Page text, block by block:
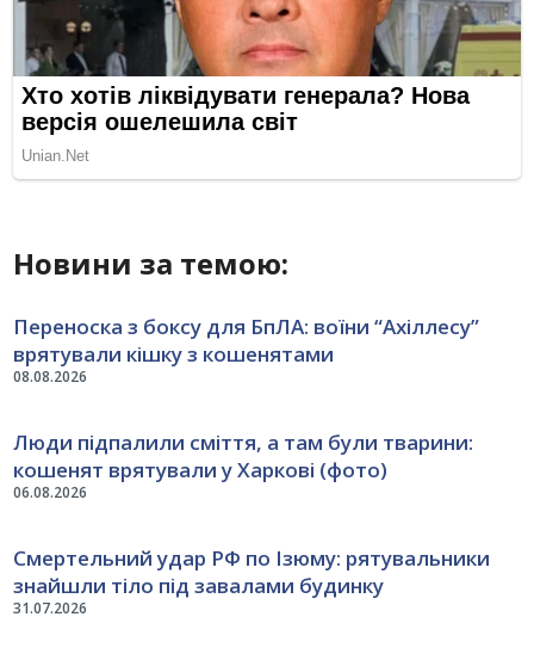
Новини за темою:
08.08.2026
Переноска з боксу для БпЛА: воїни “Ахіллесу”
врятували кішку з кошенятами
06.08.2026
Люди підпалили сміття, а там були тварини:
кошенят врятували у Харкові (фото)
31.07.2026
Смертельний удар РФ по Ізюму: рятувальники
знайшли тіло під завалами будинку